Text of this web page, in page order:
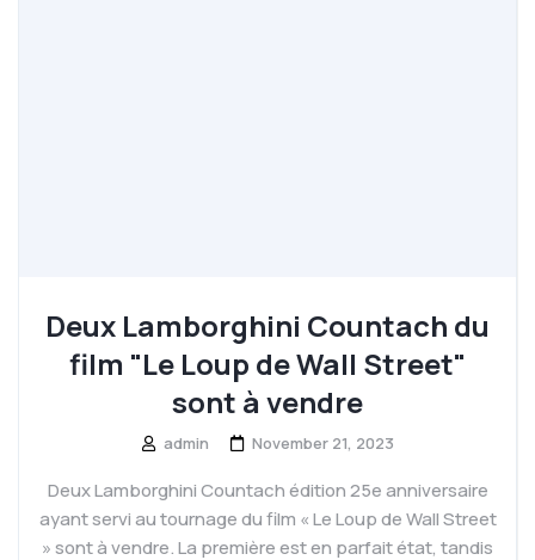
Deux Lamborghini Countach du
film "Le Loup de Wall Street"
sont à vendre
admin November 21, 2023
Deux Lamborghini Countach édition 25e anniversaire
ayant servi au tournage du film « Le Loup de Wall Street
» sont à vendre. La première est en parfait état, tandis